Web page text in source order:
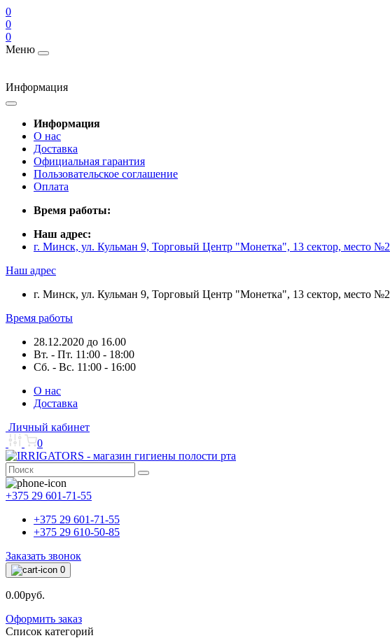
0
0
0
Меню
Информация
Информация
О нас
Доставка
Официальная гарантия
Пользовательское соглашение
Оплата
Время работы:
Наш адрес:
г. Минск, ул. Кульман 9, Торговый Центр "Монетка", 13 сектор, место №2
Наш адрес
г. Минск, ул. Кульман 9, Торговый Центр "Монетка", 13 сектор, место №2
Время работы
28.12.2020 до 16.00
Вт. - Пт. 11:00 - 18:00
Сб. - Вс. 11:00 - 16:00
О нас
Доставка
Личный кабинет
0
+375 29 601-71-55
+375 29 601-71-55
+375 29 610-50-85
Заказать звонок
0
0.00руб.
Оформить заказ
Список категорий